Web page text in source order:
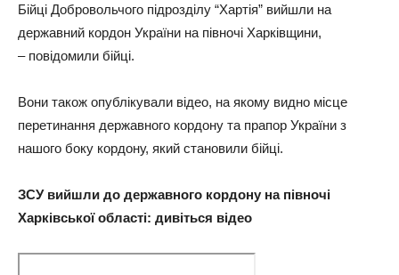
Бійці Добровольчого підрозділу “Хартія” вийшли на
державний кордон України на півночі Харківщини,
– повідомили бійці.
Вони також опублікували відео, на якому видно місце
перетинання державного кордону та прапор України з
нашого боку кордону, який становили бійці.
ЗСУ вийшли до державного кордону на півночі
Харківської області: дивіться відео